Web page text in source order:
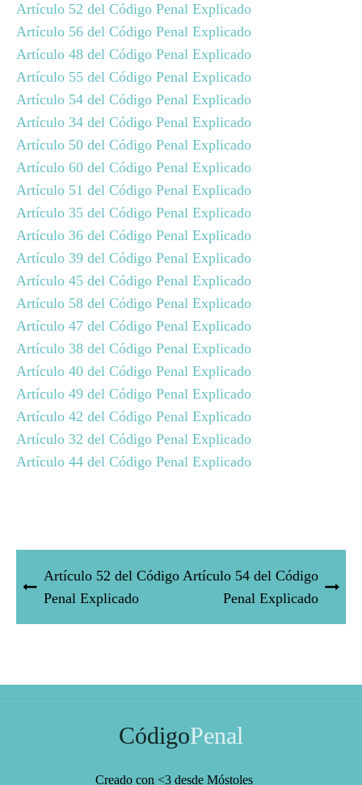
Artículo 52 del Código Penal Explicado
Artículo 56 del Código Penal Explicado
Artículo 48 del Código Penal Explicado
Artículo 55 del Código Penal Explicado
Artículo 54 del Código Penal Explicado
Artículo 34 del Código Penal Explicado
Artículo 50 del Código Penal Explicado
Artículo 60 del Código Penal Explicado
Artículo 51 del Código Penal Explicado
Artículo 35 del Código Penal Explicado
Artículo 36 del Código Penal Explicado
Artículo 39 del Código Penal Explicado
Artículo 45 del Código Penal Explicado
Artículo 58 del Código Penal Explicado
Artículo 47 del Código Penal Explicado
Artículo 38 del Código Penal Explicado
Artículo 40 del Código Penal Explicado
Artículo 49 del Código Penal Explicado
Artículo 42 del Código Penal Explicado
Artículo 32 del Código Penal Explicado
Artículo 44 del Código Penal Explicado
Artículo 52 del Código
Penal Explicado
Artículo 54 del Código
Penal Explicado
CódigoPenal
Creado con <3 desde Móstoles